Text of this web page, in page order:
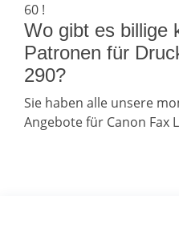
60 !
Wo gibt es billige
Patronen für
290?
Sie haben alle unsere
Angebote für Canon Fax